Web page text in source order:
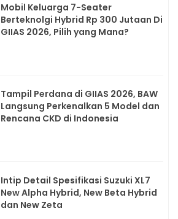
Mobil Keluarga 7-Seater
Berteknolgi Hybrid Rp 300 Jutaan Di
GIIAS 2026, Pilih yang Mana?
Tampil Perdana di GIIAS 2026, BAW
Langsung Perkenalkan 5 Model dan
Rencana CKD di Indonesia
Intip Detail Spesifikasi Suzuki XL7
New Alpha Hybrid, New Beta Hybrid
dan New Zeta